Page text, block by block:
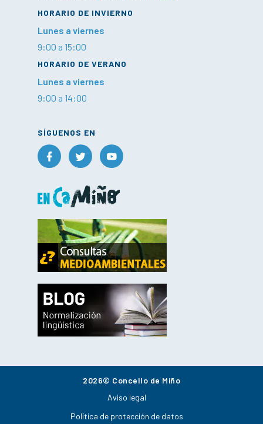
HORARIO DE INVIERNO
Lunes a viernes
9:00 a 15:00
HORARIO DE VERANO
Lunes a viernes
9:00 a 14:00
SÍGUENOS EN
2026© Concello de Miño
Aviso legal
Política de protección de datos